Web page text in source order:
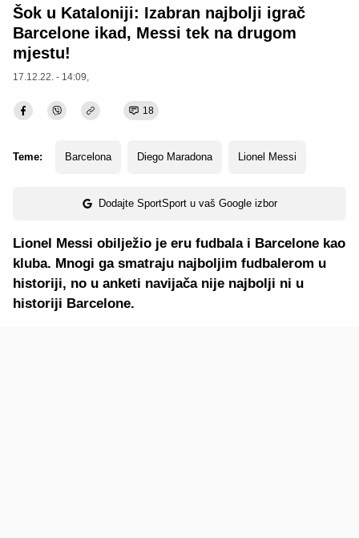
Šok u Kataloniji: Izabran najbolji igrač
Barcelone ikad, Messi tek na drugom
mjestu!
17.12.22. - 14:09,
18
Teme: Barcelona Diego Maradona Lionel Messi
Dodajte SportSport u vaš Google izbor
Lionel Messi obilježio je eru fudbala i Barcelone kao
kluba. Mnogi ga smatraju najboljim fudbalerom u
historiji, no u anketi navijača nije najbolji ni u
historiji Barcelone.